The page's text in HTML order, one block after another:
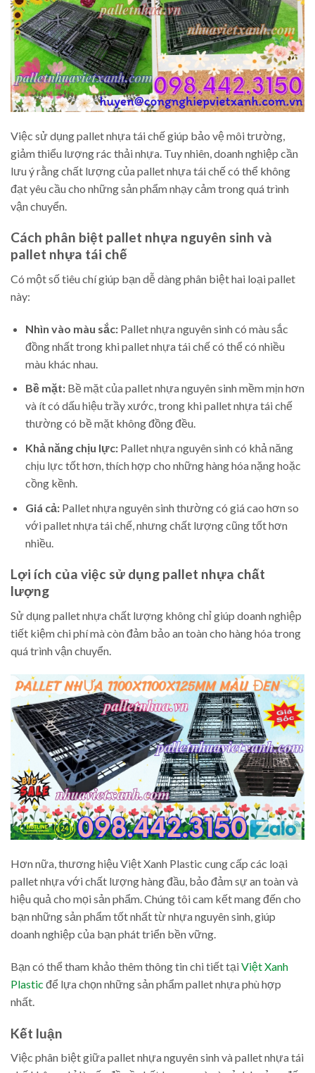
Việc sử dụng pallet nhựa tái chế giúp bảo vệ môi trường,
giảm thiểu lượng rác thải nhựa. Tuy nhiên, doanh nghiệp cần
lưu ý rằng chất lượng của pallet nhựa tái chế có thể không
đạt yêu cầu cho những sản phẩm nhạy cảm trong quá trình
vận chuyển.
Cách phân biệt pallet nhựa nguyên sinh và
pallet nhựa tái chế
Có một số tiêu chí giúp bạn dễ dàng phân biệt hai loại pallet
này:
Nhìn vào màu sắc:Pallet nhựa nguyên sinh có màu sắc
đồng nhất trong khi pallet nhựa tái chế có thể có nhiều
màu khác nhau.
Bề mặt:Bề mặt của pallet nhựa nguyên sinh mềm mịn hơn
và ít có dấu hiệu trầy xước, trong khi pallet nhựa tái chế
thường có bề mặt không đồng đều.
Khả năng chịu lực:Pallet nhựa nguyên sinh có khả năng
chịu lực tốt hơn, thích hợp cho những hàng hóa nặng hoặc
cồng kềnh.
Giá cả:Pallet nhựa nguyên sinh thường có giá cao hơn so
với pallet nhựa tái chế, nhưng chất lượng cũng tốt hơn
nhiều.
Lợi ích của việc sử dụng pallet nhựa chất
lượng
Sử dụng pallet nhựa chất lượng không chỉ giúp doanh nghiệp
tiết kiệm chi phí mà còn đảm bảo an toàn cho hàng hóa trong
quá trình vận chuyển.
Hơn nữa, thương hiệu Việt Xanh Plastic cung cấp các loại
pallet nhựa với chất lượng hàng đầu, bảo đảm sự an toàn và
hiệu quả cho mọi sản phẩm. Chúng tôi cam kết mang đến cho
bạn những sản phẩm tốt nhất từ nhựa nguyên sinh, giúp
doanh nghiệp của bạn phát triển bền vững.
Bạn có thể tham khảo thêm thông tin chi tiết tạiViệt Xanh
Plastic để lựa chọn những sản phẩm pallet nhựa phù hợp
nhất.
Kết luận
Việc phân biệt giữa pallet nhựa nguyên sinh và pallet nhựa tái